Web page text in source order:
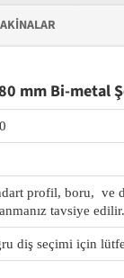
mm Bi-metal
profil, boru, ve
tavsiye edilir.
diş seçimi için